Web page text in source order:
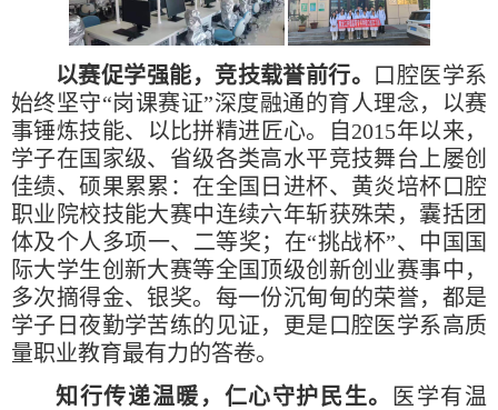
以赛促学强能，竞技载誉前行。
口腔医学系
始终坚守“岗课赛证”深度融通的育人理念，以赛
事锤炼技能、以比拼精进匠心。自2015年以来，
学子在国家级、省级各类高水平竞技舞台上屡创
佳绩、硕果累累：在全国日进杯、黄炎培杯口腔
职业院校技能大赛中连续六年斩获殊荣，囊括团
体及个人多项一、二等奖；在“挑战杯”、中国国
际大学生创新大赛等全国顶级创新创业赛事中，
多次摘得金、银奖。每一份沉甸甸的荣誉，都是
学子日夜勤学苦练的见证，更是口腔医学系高质
量职业教育最有力的答卷。
知行传递温暖，仁心守护民生。
医学有温